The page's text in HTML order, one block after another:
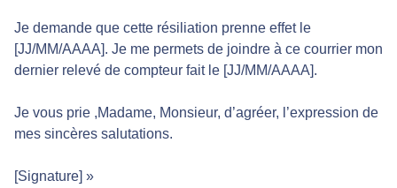
Je demande que cette résiliation prenne effet le
[JJ/MM/AAAA]. Je me permets de joindre à ce courrier mon
dernier relevé de compteur fait le [JJ/MM/AAAA].
Je vous prie ,Madame, Monsieur, d’agréer, l’expression de
mes sincères salutations.
[Signature] »